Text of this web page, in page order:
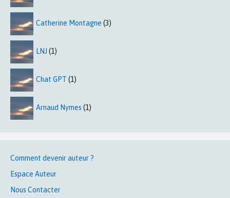
Catherine Montagne (3)
LNJ (1)
Chat GPT (1)
Arnaud Nymes (1)
Comment devenir auteur ?
Espace Auteur
Nous Contacter